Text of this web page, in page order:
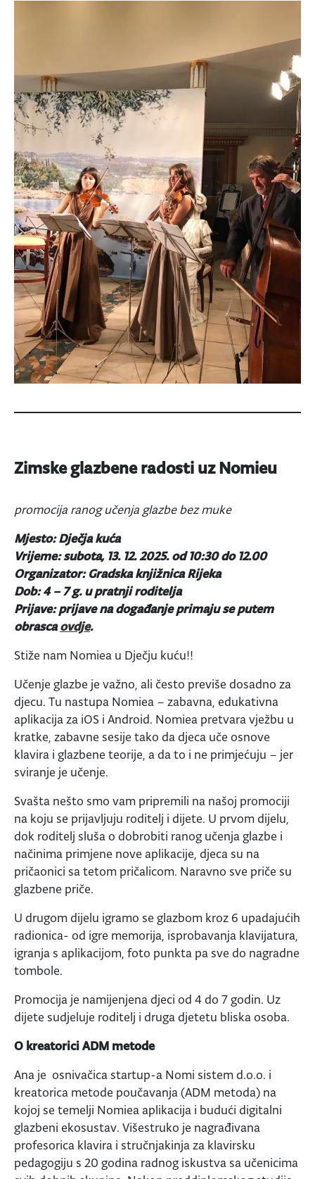
Zimske glazbene radosti uz Nomieu
promocija ranog učenja glazbe bez muke
Mjesto: Dječja kuća
Vrijeme: subota, 13. 12. 2025. od 10:30 do 12.00
Organizator: Gradska knjižnica Rijeka
Dob: 4 – 7 g. u pratnji roditelja
Prijave: prijave na događanje primaju se putem
obrascaovdje.
Stiže nam Nomiea u Dječju kuću!!
Učenje glazbe je važno, ali često previše dosadno za
djecu. Tu nastupa Nomiea – zabavna, edukativna
aplikacija za iOS i Android. Nomiea pretvara vježbu u
kratke, zabavne sesije tako da djeca uče osnove
klavira i glazbene teorije, a da to i ne primjećuju – jer
sviranje je učenje.
Svašta nešto smo vam pripremili na našoj promociji
na koju se prijavljuju roditelj i dijete. U prvom dijelu,
dok roditelj sluša o dobrobiti ranog učenja glazbe i
načinima primjene nove aplikacije, djeca su na
pričaonici sa tetom pričalicom. Naravno sve priče su
glazbene priče.
U drugom dijelu igramo se glazbom kroz 6 upadajućih
radionica- od igre memorija, isprobavanja klavijatura,
igranja s aplikacijom, foto punkta pa sve do nagradne
tombole.
Promocija je namijenjena djeci od 4 do 7 godin. Uz
dijete sudjeluje roditelj i druga djetetu bliska osoba.
O kreatorici ADM metode
Ana je osnivačica startup-a Nomi sistem d.o.o. i
kreatorica metode poučavanja (ADM metoda) na
kojoj se temelji Nomiea aplikacija i budući digitalni
glazbeni ekosustav. Višestruko je nagrađivana
profesorica klavira i stručnjakinja za klavirsku
pedagogiju s 20 godina radnog iskustva sa učenicima